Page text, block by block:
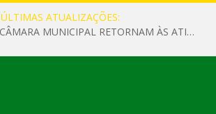
ÚLTIMAS ATUALIZAÇÕES:
SERVIDORES DA CÂMARA MUNICIPAL RETORNAM ÀS ATIVIDADES APÓS O RECESSO PARLAMENTAR